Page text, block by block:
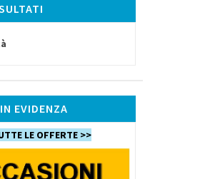
EVIDENZA
LE OFFERTE >>